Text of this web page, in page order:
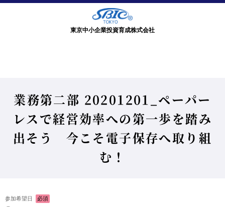
東京中小企業投資育成株式会社
業務第二部 20201201_ペーパー
レスで経営効率への第一歩を踏み
出そう 今こそ電子保存へ取り組
む！
参加希望日 必須